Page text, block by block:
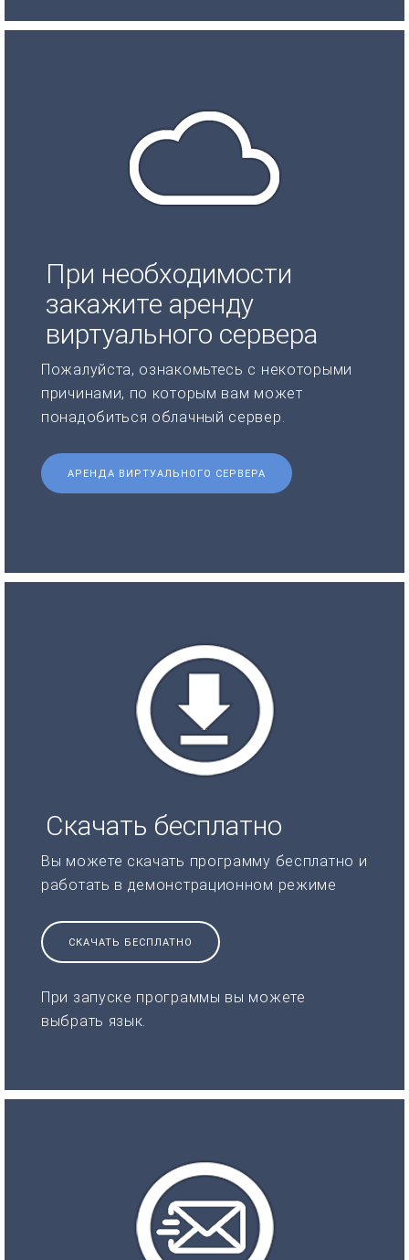
При необходимости
закажите аренду
виртуального сервера
Пожалуйста, ознакомьтесь с некоторыми
причинами, по которым вам может
понадобиться облачный сервер.
АРЕНДА ВИРТУАЛЬНОГО СЕРВЕРА
Скачать бесплатно
Вы можете скачать программу бесплатно и
работать в демонстрационном режиме
СКАЧАТЬ БЕСПЛАТНО
При запуске программы вы можете
выбрать язык.